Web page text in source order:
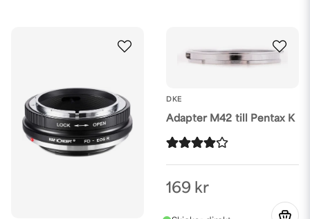
DKE
Adapter M42 till Pentax K
169 kr